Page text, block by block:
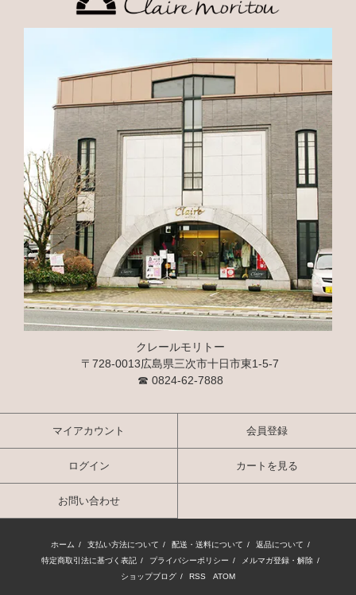
クレールモリトー
〒728-0013広島県三次市十日市東1-5-7
☎ 0824-62-7888
マイアカウント 会員登録
ログイン カートを見る
お問い合わせ
ホーム / 支払い方法について / 配送・送料について / 返品について /
特定商取引法に基づく表記 / プライバシーポリシー / メルマガ登録・解除 /
ショップブログ / RSS ATOM